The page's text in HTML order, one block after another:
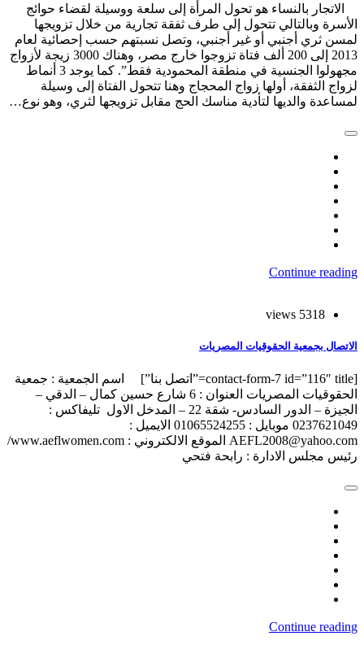
الاتجار بالنساء هو تحول المرأة إلى سلعة ووسيلة لقضاء حوائج
الأسرة وبالتالي تتحول إلى طرف ثفقة تجارية من خلال تزويجها
لمسن ثري أجنبي أو غير أجنبي، وتصل نسبتهم حسب إحصائية لعام
2013 إلى 200 ألف فتاة تزوجوا خارج مصر، وهناك 3000 زيجة لأزواج
مجهولوا الجنسية في منطقة المحمودية فقط”. كما يوجد 3 أنماط
لزواج الثفقة، أولها زواج المحجاج وهنا تتحول الفتاة إلى وسيلة
لمساعدة والديها لتأدية مناسك الحج مقابل تزويجها لثري، وهو نوع…
Continue reading
5318 views
الاتصال بجمعية الحقوقيات المصريات
[contact-form-7 id=”116″ title=”اتصل بنا”] اسم الجمعية : جمعية
الحقوقيات المصريات العنوان : 6 شارع حسين كمال – الدقي –
الجيزة – الدور السادس- شقة 22 – المدخل الاول تليفاكس :
0237621049 موبايل : 01065524255 الايميل :
AEFL2008@yahoo.com الموقع الالكتروني : www.aeflwomen.com/
رئيس مجلس الادارة : رابحة فتحي
Continue reading